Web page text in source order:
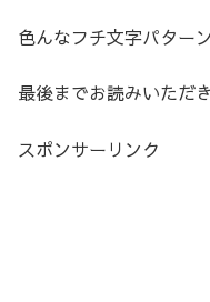
色んなフチ文字パター
最後までお読みいただ
スポンサーリンク